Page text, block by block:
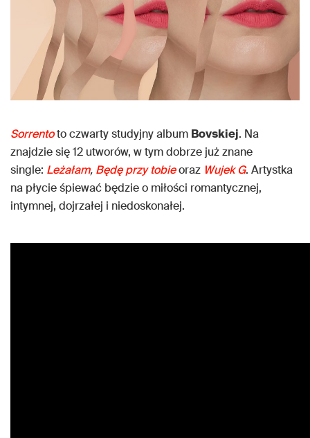
Sorrentoto czwarty studyjny album Bovskiej. Na
znajdzie się 12 utworów, w tym dobrze już znane
single: Leżałam, Będę przy tobieoraz Wujek G. Artystka
na płycie śpiewać będzie o miłości romantycznej,
intymnej, dojrzałej i niedoskonałej.